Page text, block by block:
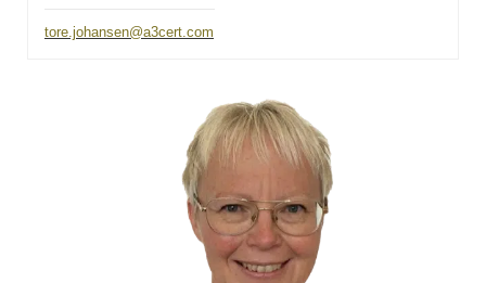
tore.johansen@a3cert.com